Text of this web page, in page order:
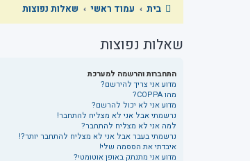
בית
עמוד ראשי שאלות נפוצות
שאלות נפוצות
התחברות והרשמה למערכת
מדוע אני צריך להירשם?
מהו COPPA?
מדוע אני לא יכול להרשם?
נרשמתי אבל אני לא מצליח להתחבר!
למה אני לא מצליח להתחבר?
נרשמתי בעבר אבל אני לא מצליח להתחבר יותר?!
איבדתי את הססמה שלי!
מדוע אני מתנתק באופן אוטומטי?